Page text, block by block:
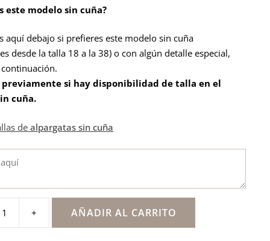
este modelo sin cuña?
aquí debajo si prefieres este modelo sin cuña
desde la talla 18 a la 38) o con algún detalle especial,
previamente si hay disponibilidad de talla en el
cuña.
dealpargatas sin cuña
+ AÑADIR AL CARRITO